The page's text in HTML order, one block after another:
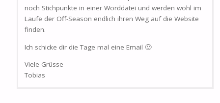
noch Stichpunkte in einer Worddatei und werden wohl im
Laufe der Off-Season endlich ihren Weg auf die Website
finden.
Ich schicke dir die Tage mal eine Email 🙂
Viele Grüsse
Tobias